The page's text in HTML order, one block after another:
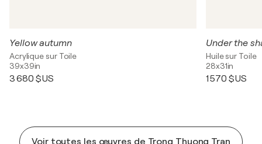
Yellow autumn
Acrylique sur Toile
39x39in
3 680 $US
Under the
Huile sur Toile
28x31in
1 570 $US
Voir toutes les œuvres de Trong Thuong Tran